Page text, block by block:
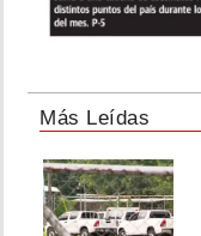
Más Leídas